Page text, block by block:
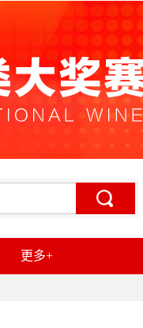
更多+